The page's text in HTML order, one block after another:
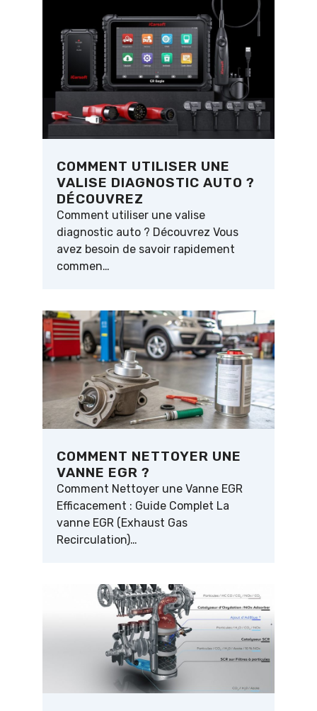
COMMENT UTILISER UNE
VALISE DIAGNOSTIC AUTO ?
DÉCOUVREZ
Comment utiliser une valise
diagnostic auto ? Découvrez Vous
avez besoin de savoir rapidement
commen…
COMMENT NETTOYER UNE
VANNE EGR ?
Comment Nettoyer une Vanne EGR
Efficacement : Guide Complet La
vanne EGR (Exhaust Gas
Recirculation)…